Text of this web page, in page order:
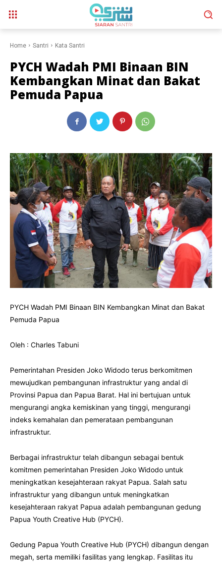
Home Santri Kata Santri
PYCH Wadah PMI Binaan BIN
Kembangkan Minat dan Bakat
Pemuda Papua
PYCH Wadah PMI Binaan BIN Kembangkan Minat dan Bakat
Pemuda Papua
Oleh : Charles Tabuni
Pemerintahan Presiden Joko Widodo terus berkomitmen
mewujudkan pembangunan infrastruktur yang andal di
Provinsi Papua dan Papua Barat. Hal ini bertujuan untuk
mengurangi angka kemiskinan yang tinggi, mengurangi
indeks kemahalan dan pemerataan pembangunan
infrastruktur.
Berbagai infrastruktur telah dibangun sebagai bentuk
komitmen pemerintahan Presiden Joko Widodo untuk
meningkatkan kesejahteraan rakyat Papua. Salah satu
infrastruktur yang dibangun untuk meningkatkan
kesejahteraan rakyat Papua adalah pembangunan gedung
Papua Youth Creative Hub (PYCH).
Gedung Papua Youth Creative Hub (PYCH) dibangun dengan
megah, serta memiliki fasilitas yang lengkap. Fasilitas itu